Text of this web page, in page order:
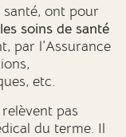
santé, ont pour
soins de santé
par l’Assurance
etc.
pas
du terme. Il